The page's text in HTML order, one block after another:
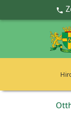
Ugrás a fő 